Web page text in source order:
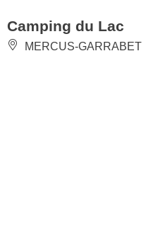
Camping du Lac
MERCUS-GARRABET